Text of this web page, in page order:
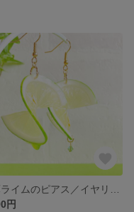
円